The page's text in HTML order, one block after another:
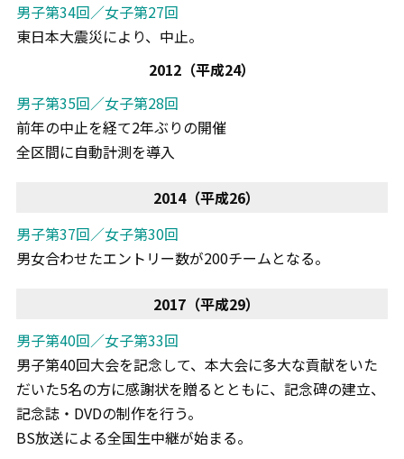
男子第34回／女子第27回
東日本大震災により、中止。
2012（平成24）
男子第35回／女子第28回
前年の中止を経て2年ぶりの開催
全区間に自動計測を導入
2014（平成26）
男子第37回／女子第30回
男女合わせたエントリー数が200チームとなる。
2017（平成29）
男子第40回／女子第33回
男子第40回大会を記念して、本大会に多大な貢献をいた
だいた5名の方に感謝状を贈るとともに、記念碑の建立、
記念誌・DVDの制作を行う。
BS放送による全国生中継が始まる。